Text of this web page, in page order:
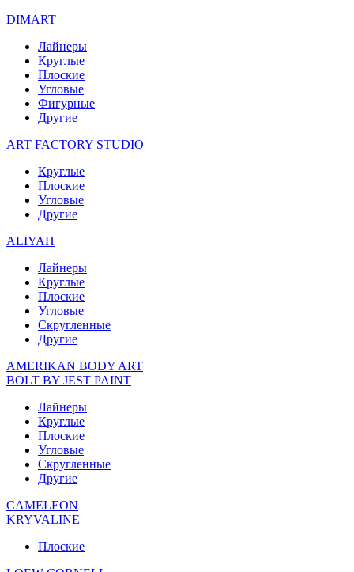
DIMART
Лайнеры
Круглые
Плоские
Угловые
Фигурные
Другие
ART FACTORY STUDIO
Круглые
Плоские
Угловые
Другие
ALIYAH
Лайнеры
Круглые
Плоские
Угловые
Скругленные
Другие
AMERIKAN BODY ART
BOLT BY JEST PAINT
Лайнеры
Круглые
Плоские
Угловые
Скругленные
Другие
CAMELEON
KRYVALINE
Плоские